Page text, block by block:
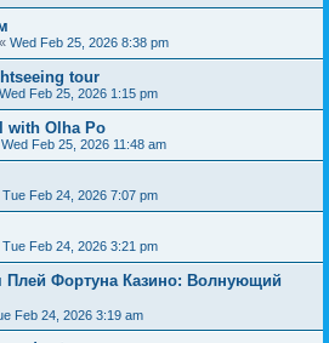
« Wed Feb 25, 2026 8:38 pm
tour
Wed Feb 25, 2026 1:15 pm
with Olha Po
Wed Feb 25, 2026 11:48 am
Tue Feb 24, 2026 7:07 pm
Tue Feb 24, 2026 3:21 pm
Плей Фортуна Казино: Волнующий
Feb 24, 2026 3:19 am